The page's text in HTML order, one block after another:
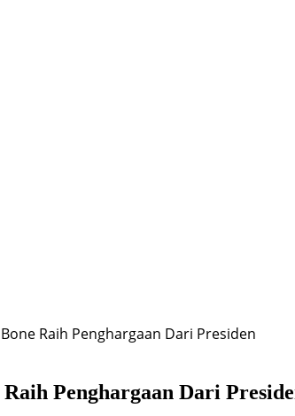
Raih Penghargaan Dari Presiden
Penghargaan Dari